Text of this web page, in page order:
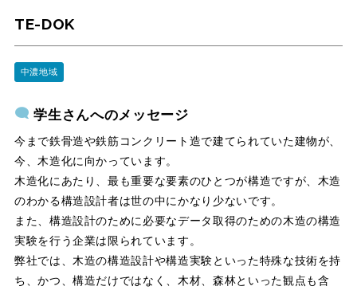
TE-DOK
中濃地域
学生さんへのメッセージ
今まで鉄骨造や鉄筋コンクリート造で建てられていた建物が、
今、木造化に向かっています。
木造化にあたり、最も重要な要素のひとつが構造ですが、木造
のわかる構造設計者は世の中にかなり少ないです。
また、構造設計のために必要なデータ取得のための木造の構造
実験を行う企業は限られています。
弊社では、木造の構造設計や構造実験といった特殊な技術を持
ち、かつ、構造だけではなく、木材、森林といった観点も含